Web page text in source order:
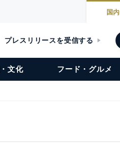
国内
プレスリリースを受信する
文化 フード・グルメ